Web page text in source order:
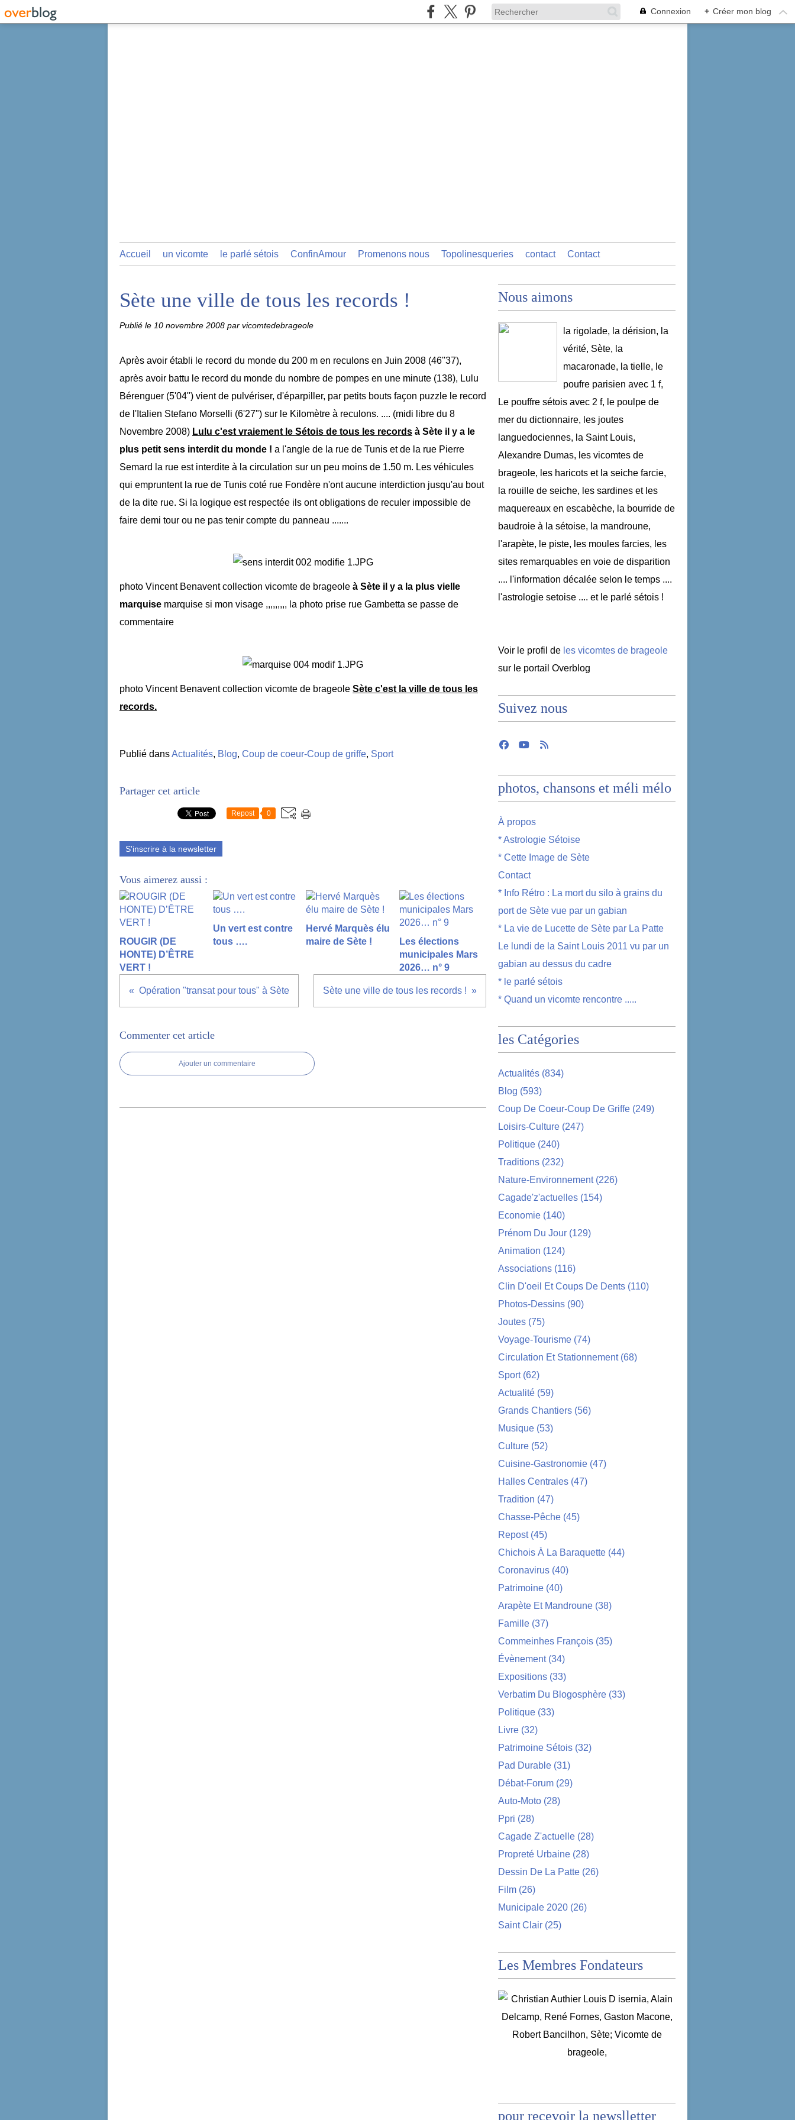
Connexion + Créer mon blog
Accueil un vicomte le parlé sétois ConfinAmour Promenons nous Topolinesqueries contact Contact
Sète une ville de tous les records !
Publié le 10 novembre 2008 par vicomtedebrageole
Après avoir établi le record du monde du 200 m en reculons en Juin 2008 (46''37),
après avoir battu le record du monde du nombre de pompes en une minute (138), Lulu
Bérenguer (5'04") vient de pulvériser, d'éparpiller, par petits bouts façon puzzle le record
de l'Italien Stefano Morselli (6'27") sur le Kilomètre à reculons. .... (midi libre du 8
Novembre 2008) Lulu c'est vraiement le Sétois de tous les records à Sète il y a le
plus petit sens interdit du monde ! a l'angle de la rue de Tunis et de la rue Pierre
Semard la rue est interdite à la circulation sur un peu moins de 1.50 m. Les véhicules
qui empruntent la rue de Tunis coté rue Fondère n'ont aucune interdiction jusqu'au bout
de la dite rue. Si la logique est respectée ils ont obligations de reculer impossible de
faire demi tour ou ne pas tenir compte du panneau .......
photo Vincent Benavent collection vicomte de brageole à Sète il y a la plus vielle
marquise marquise si mon visage ,,,,,,,,, la photo prise rue Gambetta se passe de
commentaire
photo Vincent Benavent collection vicomte de brageole Sète c'est la ville de tous les
records.
Publié dansActualités, Blog, Coup de coeur-Coup de griffe, Sport
Partager cet article
Repost 0
S'inscrire à la newsletter
Vous aimerez aussi :
ROUGIR (DE
HONTE) D’ÊTRE
VERT !
Un vert est contre
tous ….
Hervé Marquès élu
maire de Sète !
Les élections
municipales Mars
2026… n° 9
Opération "transat pour tous" à Sète Sète une ville de tous les records !
Commenter cet article
Ajouter un commentaire
Nous aimons
la rigolade, la dérision, la
vérité, Sète, la
macaronade, la tielle, le
poufre parisien avec 1 f,
Le pouffre sétois avec 2 f, le poulpe de
mer du dictionnaire, les joutes
languedociennes, la Saint Louis,
Alexandre Dumas, les vicomtes de
brageole, les haricots et la seiche farcie,
la rouille de seiche, les sardines et les
maquereaux en escabèche, la bourride de
baudroie à la sétoise, la mandroune,
l'arapète, le piste, les moules farcies, les
sites remarquables en voie de disparition
.... l'information décalée selon le temps ....
l'astrologie setoise .... et le parlé sétois !
Voir le profil de les vicomtes de brageole
sur le portail Overblog
Suivez nous
photos, chansons et méli mélo
À propos
* Astrologie Sétoise
* Cette Image de Sète
Contact
* Info Rétro : La mort du silo à grains du
port de Sète vue par un gabian
* La vie de Lucette de Sète par La Patte
Le lundi de la Saint Louis 2011 vu par un
gabian au dessus du cadre
* le parlé sétois
* Quand un vicomte rencontre .....
les Catégories
Actualités (834)
Blog (593)
Coup De Coeur-Coup De Griffe (249)
Loisirs-Culture (247)
Politique (240)
Traditions (232)
Nature-Environnement(226)
Cagade'z'actuelles (154)
Economie (140)
Prénom Du Jour (129)
Animation (124)
Associations (116)
Clin D'oeil Et Coups De Dents (110)
Photos-Dessins (90)
Joutes (75)
Voyage-Tourisme (74)
Circulation Et Stationnement(68)
Sport(62)
Actualité (59)
Grands Chantiers (56)
Musique (53)
Culture (52)
Cuisine-Gastronomie (47)
Halles Centrales (47)
Tradition (47)
Chasse-Pêche (45)
Repost(45)
Chichois À La Baraquette (44)
Coronavirus (40)
Patrimoine (40)
Arapète Et Mandroune (38)
Famille (37)
Commeinhes François (35)
Évènement(34)
Expositions (33)
Verbatim Du Blogosphère (33)
Politique (33)
Livre (32)
Patrimoine Sétois (32)
Pad Durable (31)
Débat-Forum (29)
Auto-Moto (28)
Ppri (28)
Cagade Z'actuelle (28)
Propreté Urbaine (28)
Dessin De La Patte (26)
Film (26)
Municipale 2020 (26)
Saint Clair (25)
Les Membres Fondateurs
pour recevoir la newslletter